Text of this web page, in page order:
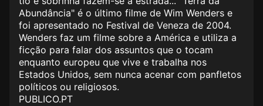
Abundância" é o último filme de Wim Wenders e
foi apresentado no Festival de Veneza de 2004.
Wenders faz um filme sobre a América e utiliza a
ficção para falar dos assuntos que o tocam
enquanto europeu que vive e trabalha nos
Estados Unidos, sem nunca acenar com panfletos
políticos ou religiosos.
PUBLICO.PT